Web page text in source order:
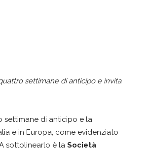
settimane di anticipo e invita
settimane di anticipo e la
e in Europa, come evidenziato
sottolinearlo è la Società